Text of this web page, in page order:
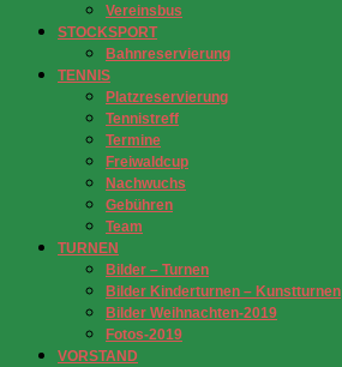
Vereinsbus
STOCKSPORT
Bahnreservierung
TENNIS
Platzreservierung
Tennistreff
Termine
Freiwaldcup
Nachwuchs
Gebühren
Team
TURNEN
Bilder – Turnen
Bilder Kinderturnen – Kunstturnen
Bilder Weihnachten-2019
Fotos-2019
VORSTAND